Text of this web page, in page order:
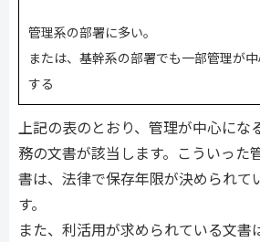
管理系の部署に多い。
または、基幹系の部署でも一部管理が
する
上記の表のとおり、管理が中心にな
務の文書が該当します。こういった
書は、法律で保存年限が決められて
す。
また、利活用が求められている文書